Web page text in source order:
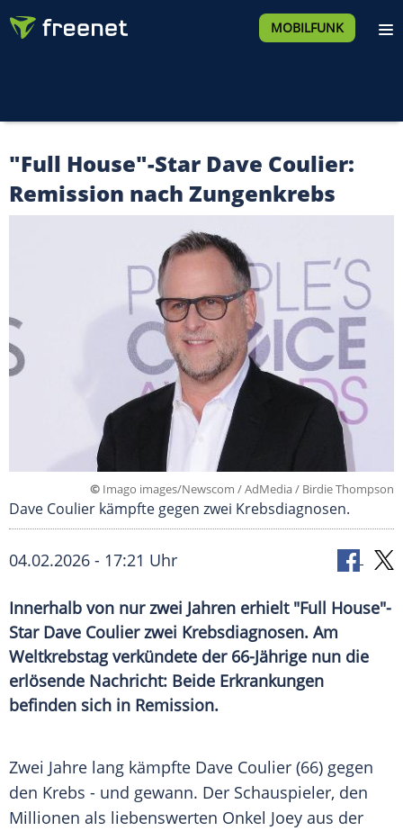
MOBILFUNK
"Full House"-Star Dave Coulier:
Remission nach Zungenkrebs
© Imago images/Newscom / AdMedia / Birdie Thompson
Dave Coulier kämpfte gegen zwei Krebsdiagnosen.
04.02.2026 - 17:21 Uhr
Innerhalb von nur zwei Jahren erhielt "Full House"-
Star Dave Coulier zwei Krebsdiagnosen. Am
Weltkrebstag verkündete der 66-Jährige nun die
erlösende Nachricht: Beide Erkrankungen
befinden sich in Remission.
Zwei Jahre lang kämpfte Dave Coulier (66) gegen
den Krebs - und gewann. Der Schauspieler, den
Millionen als liebenswerten Onkel Joey aus der